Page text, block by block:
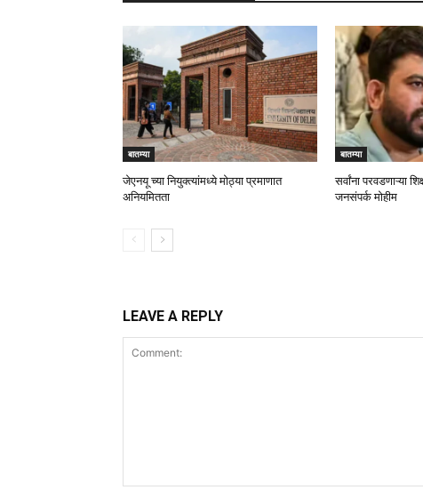
बातम्या
जेएनयू च्या नियुक्त्यांमध्ये मोठ्या प्रमाणात
अनियमितता
बातम्या
सर्वांना परवडणाऱ्या
जनसंपर्क मोहीम
LEAVE A REPLY